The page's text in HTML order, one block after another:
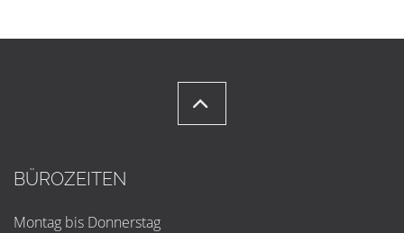
BÜROZEITEN
Montag bis Donnerstag